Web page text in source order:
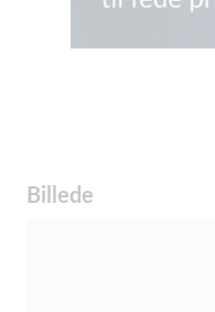
Billede